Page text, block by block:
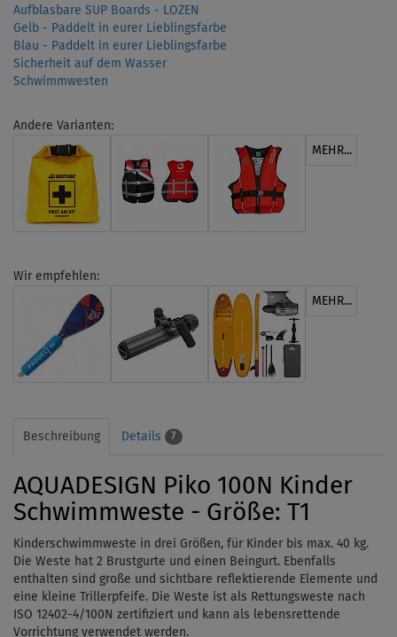
Aufblasbare SUP Boards - LOZEN
Gelb - Paddelt in eurer Lieblingsfarbe
Blau - Paddelt in eurer Lieblingsfarbe
Sicherheit auf dem Wasser
Schwimmwesten
Andere Varianten:
MEHR...
Wir empfehlen:
MEHR...
Beschreibung Details 7
AQUADESIGN Piko 100N Kinder
Schwimmweste - Größe: T1
Kinderschwimmweste in drei Größen, für Kinder bis max. 40 kg.
Die Weste hat 2 Brustgurte und einen Beingurt. Ebenfalls
enthalten sind große und sichtbare reflektierende Elemente und
eine kleine Trillerpfeife. Die Weste ist als Rettungsweste nach
ISO 12402-4/100N zertifiziert und kann als lebensrettende
Vorrichtung verwendet werden.